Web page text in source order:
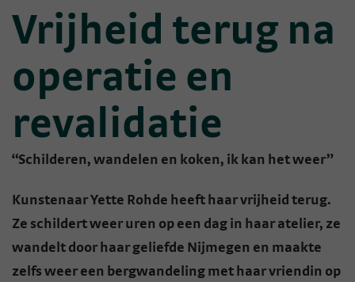
Vrijheid terug na
operatie en
revalidatie
“Schilderen, wandelen en koken, ik kan het weer”
Kunstenaar Yette Rohde heeft haar vrijheid terug.
Ze schildert weer uren op een dag in haar atelier, ze
wandelt door haar geliefde Nijmegen en maakte
zelfs weer een bergwandeling met haar vriendin op